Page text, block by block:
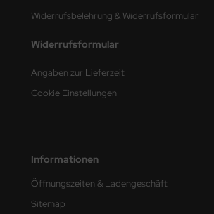
Widerrufsbelehrung & Widerrufsformular
Widerrufsformular
Angaben zur Lieferzeit
Cookie Einstellungen
Informationen
Öffnungszeiten & Ladengeschäft
Sitemap
Field Model
Model